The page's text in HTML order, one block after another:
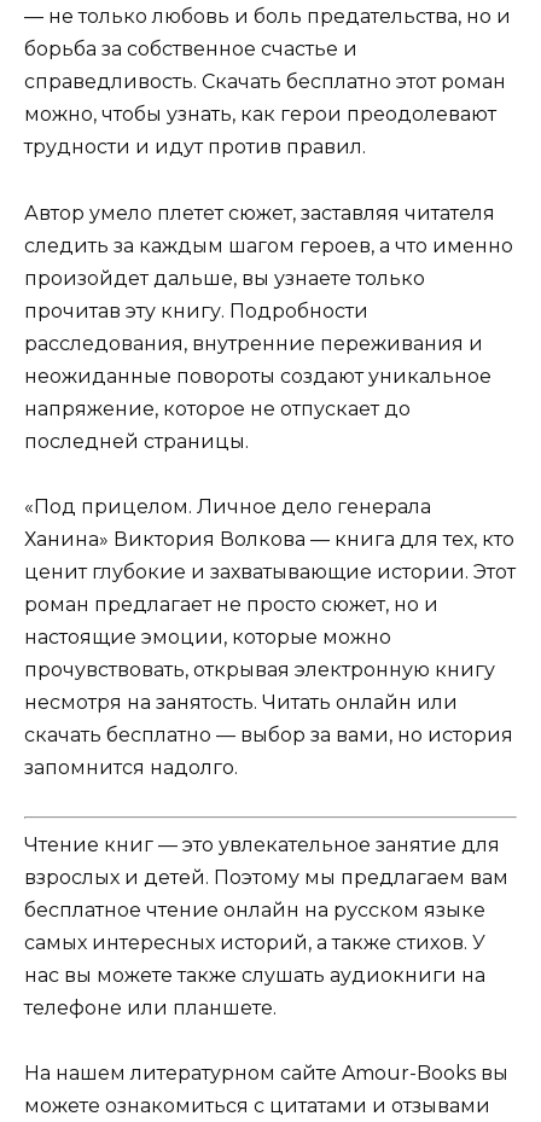
— не только любовь и боль предательства, но и
борьба за собственное счастье и
справедливость. Скачать бесплатно этот роман
можно, чтобы узнать, как герои преодолевают
трудности и идут против правил.
Автор умело плетет сюжет, заставляя читателя
следить за каждым шагом героев, а что именно
произойдет дальше, вы узнаете только
прочитав эту книгу. Подробности
расследования, внутренние переживания и
неожиданные повороты создают уникальное
напряжение, которое не отпускает до
последней страницы.
«Под прицелом. Личное дело генерала
Ханина» Виктория Волкова — книга для тех, кто
ценит глубокие и захватывающие истории. Этот
роман предлагает не просто сюжет, но и
настоящие эмоции, которые можно
прочувствовать, открывая электронную книгу
несмотря на занятость. Читать онлайн или
скачать бесплатно — выбор за вами, но история
запомнится надолго.
Чтение книг — это увлекательное занятие для
взрослых и детей. Поэтому мы предлагаем вам
бесплатное чтение онлайн на русском языке
самых интересных историй, а также стихов. У
нас вы можете также слушать аудиокниги на
телефоне или планшете.
На нашем литературном сайте Amour-Books вы
можете ознакомиться с цитатами и отзывами